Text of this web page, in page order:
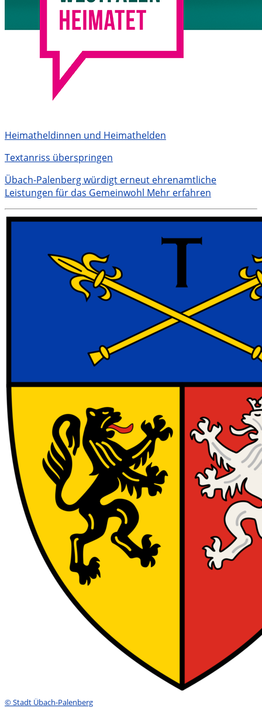
Heimatheldinnen und Heimathelden
Textanriss überspringen
Übach-Palenberg würdigt erneut ehrenamtliche
Leistungen für das Gemeinwohl Mehr erfahren
© Stadt Übach-Palenberg